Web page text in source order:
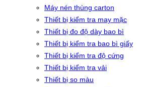
Máy nén thùng carton
Thiết bị kiểm tra may mặc
Thiết bị đo độ dày bao bì
Thiết bị kiểm tra bao bì giấy
Thiết bị kiểm tra độ cứng
Thiết bị kiểm tra vải
Thiết bị so màu